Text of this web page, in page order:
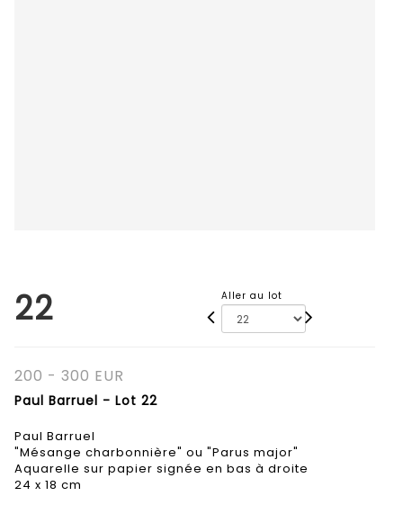
22 Aller au lot
200 - 300 EUR
Paul Barruel - Lot 22
Paul Barruel
"Mésange charbonnière" ou "Parus major"
Aquarelle sur papier signée en bas à droite
24 x 18 cm